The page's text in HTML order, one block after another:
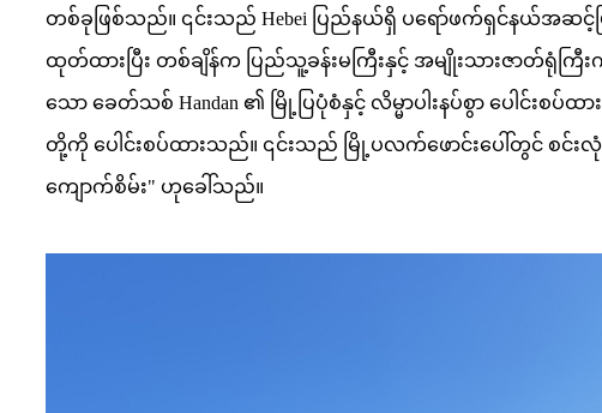
တစ်ခုဖြစ်သည်။ ၎င်းသည် Hebei ပြည်နယ်ရှိ ပရော်ဖက်ရှင်နယ်အဆ
ထုတ်ထားပြီး တစ်ချိန်က ပြည်သူ့ခန်းမကြီးနှင့် အမျိုးသားဇာတ်ရုံကြီ
သော ခေတ်သစ် Handan ၏ မြို့ပြပုံစံနှင့် လိမ္မာပါးနပ်စွာ ပေါင်းစပ်
တို့ကို ပေါင်းစပ်ထားသည်။ ၎င်းသည် မြို့ပလက်ဖောင်းပေါ်တွင် စင်းလုံး
ကျောက်စိမ်း" ဟုခေါ်သည်။